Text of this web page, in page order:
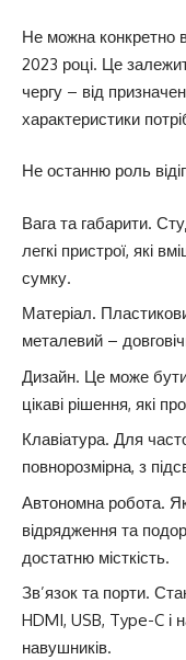
Не можна конкретно
2023 році. Це
чергу – від
характеристики
Не останню роль
Вага та габарити.
легкі пристрої, які
сумку.
Матеріал.
металевий –
Дизайн. Це може
цікаві рішення, які
Клавіатура. Для
повнорозмірна, з
Автономна робота.
відрядження та
достатню місткість.
Зв’язок та порти.
HDMI, USB, Type-C і
навушників.